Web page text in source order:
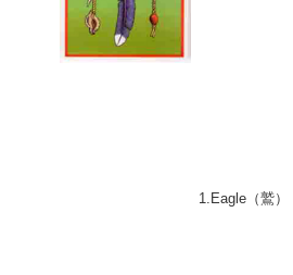
1.Eagle（鷲）